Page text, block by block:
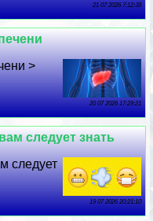
21 07 2026 7:12:39
>
20 07 2026 17:29:21
следует знать
следует
19 07 2026 20:21:10